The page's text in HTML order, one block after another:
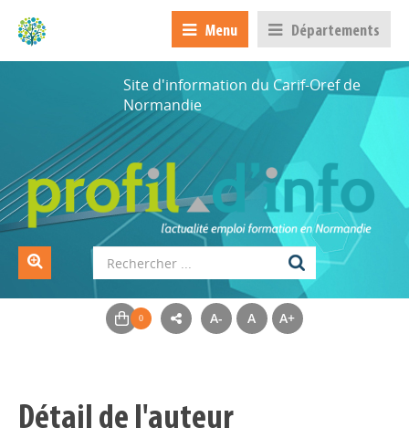
Menu Départements
Site d'information du Carif-Oref de
Normandie
A- A A+
Détail de l'auteur